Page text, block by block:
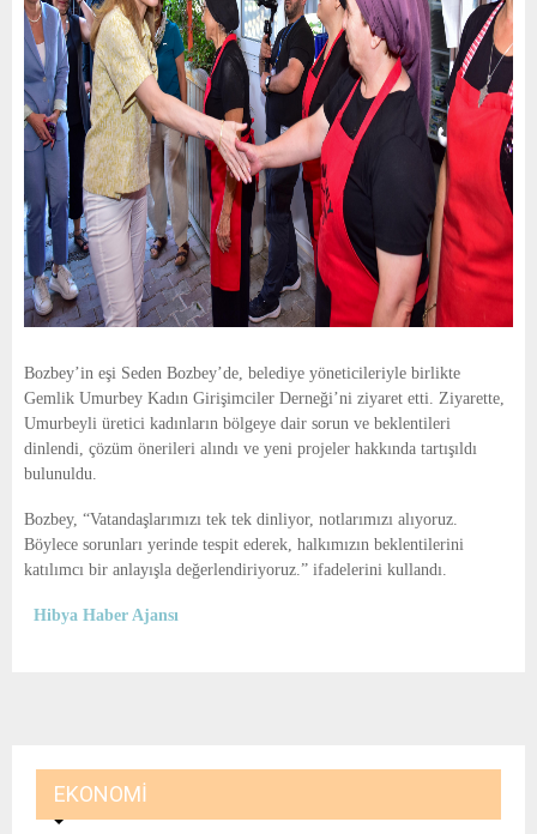
Bozbey’in eşi Seden Bozbey’de, belediye yöneticileriyle birlikte
Gemlik Umurbey Kadın Girişimciler Derneği’ni ziyaret etti. Ziyarette,
Umurbeyli üretici kadınların bölgeye dair sorun ve beklentileri
dinlendi, çözüm önerileri alındı ve yeni projeler hakkında tartışıldı
bulunuldu.
Bozbey, “Vatandaşlarımızı tek tek dinliyor, notlarımızı alıyoruz.
Böylece sorunları yerinde tespit ederek, halkımızın beklentilerini
katılımcı bir anlayışla değerlendiriyoruz.” ifadelerini kullandı.
Hibya Haber Ajansı
EKONOMI